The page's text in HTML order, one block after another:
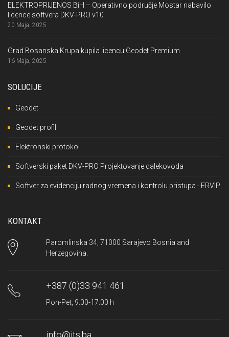
ELEKTROPRIJENOS BiH – Operativno područje Mostar nabavilo
licence softvera DKV-PRO v10
20 Maja, 2025
Grad Bosanska Krupa kupila licencu Geodet Premium
16 Maja, 2025
SOLUCIJE
Geodet
Geodet profili
Elektronski protokol
Softverski paket DKV-PRO Projektovanje dalekovoda
Softver za evidenciju radnog vremena i kontrolu pristupa - ERVIP
KONTAKT
Paromlinska 34, 71000 Sarajevo Bosnia and
Herzegovina.
+387 (0)33 941 461
Pon-Pet, 9.00-17.00 h
info@its.ba